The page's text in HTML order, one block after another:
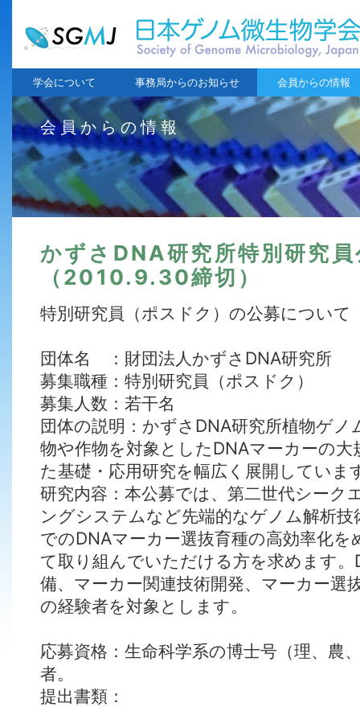
学会について 事務局からのお知らせ 会員からの情報
会員からの情報
かずさDNA研究所特別研究員
（2010.9.30締切）
特別研究員（ポスドク）の公募について
団体名 ：財団法人かずさDNA研究所
募集職種：特別研究員（ポスドク）
募集人数：若干名
団体の説明：かずさDNA研究所植物ゲ
物や作物を対象としたDNAマーカーの
た基礎・応用研究を幅広く展開していま
研究内容：本公募では、第二世代シーク
ングシステムなど先端的なゲノム解析
でのDNAマーカー選抜育種の高効率化
て取り組んでいただける方を求めます
備、マーカー関連技術開発、マーカー選
の経験者を対象とします。
応募資格：生命科学系の博士号（理、農
者。
提出書類：